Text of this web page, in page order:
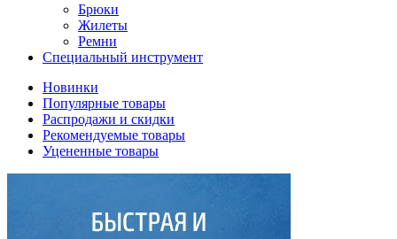
Брюки
Жилеты
Ремни
Специальный инструмент
Новинки
Популярные товары
Распродажи и скидки
Рекомендуемые товары
Уцененные товары